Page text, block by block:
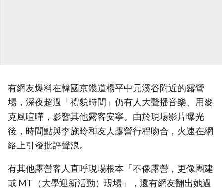
有網友爆料在韓國京畿道楊平中元溪谷附近的露營
場，深夜超過「禮貌時間」仍有人大聲播音樂、用麥
克風喧嘩，影響其他露客安寧。由於現場影片曝光
後，時間點與李施昤和友人露營行程吻合，火速在網
絡上引發批評聲浪。
有其他露營客人直呼現場根本「不像露營，更像團建
或 MT（大學迎新活動）現場」，還有網友翻出她過